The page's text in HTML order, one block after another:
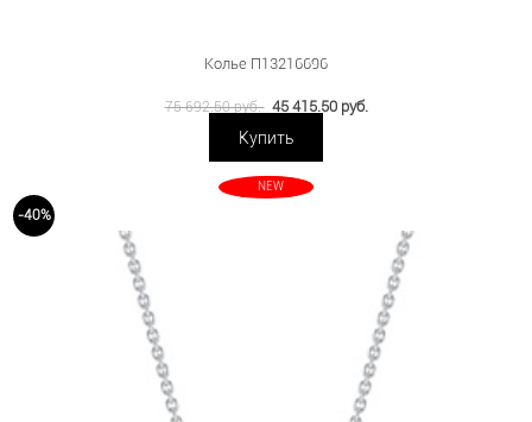
Колье П13216696
75 692.50 руб. 45 415.50 руб.
Купить
-40%
NEW